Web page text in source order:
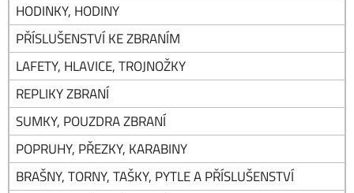
HODINKY, HODINY
PŘÍSLUŠENSTVÍ KE ZBRANÍM
LAFETY, HLAVICE, TROJNOŽKY
REPLIKY ZBRANÍ
SUMKY, POUZDRA ZBRANÍ
POPRUHY, PŘEZKY, KARABINY
BRAŠNY, TORNY, TAŠKY, PYTLE A PŘÍSLUŠENSTVÍ